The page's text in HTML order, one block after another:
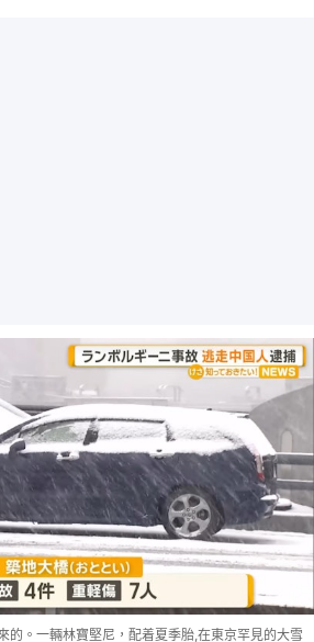
的。一輛林寶堅尼，配着夏季胎,在東京罕見的大雪